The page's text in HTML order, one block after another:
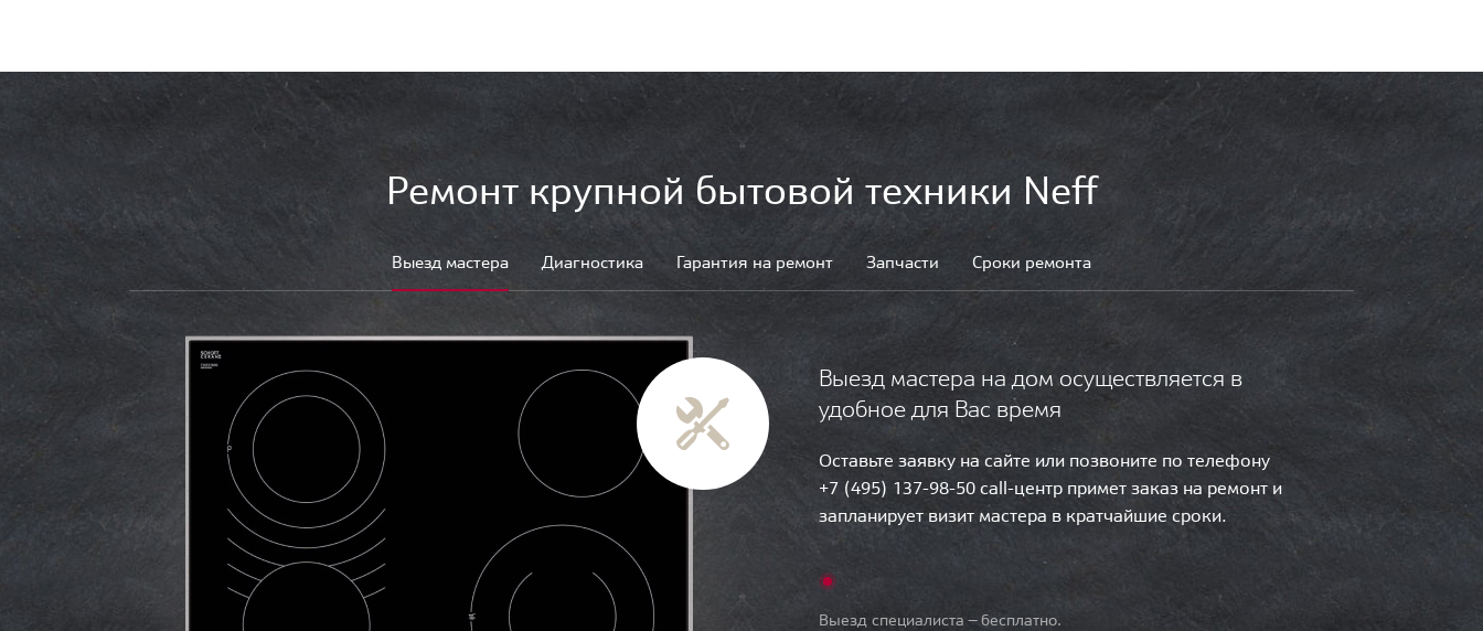
Ремонт крупной бытовой техники Neff
Выезд мастера Диагностика Гарантия на ремонт Запчасти Сроки ремонта
Выезд мастера на дом осуществляется в
удобное для Вас время
Оставьте заявку на сайте или позвоните по телефону
+7 (495) 137-98-50 call-центр примет заказ на ремонт и
запланирует визит мастера в кратчайшие сроки.
Выезд специалиста — бесплатно.